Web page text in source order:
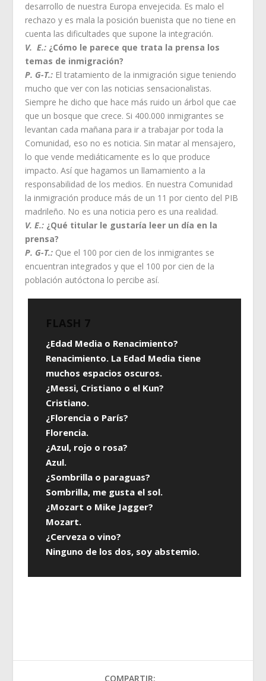
desarrollo de nuestra Europa envejecida. Es malo el
rechazo y es mala la posición buenista que no tiene en
cuenta las dificultades que supone la integración.
V. E.: ¿Cómo le parece que trata la prensa los
temas de inmigración?
P. G-T.: El tratamiento de la inmigración sigue teniendo
mucho que ver con las noticias sensacionalistas.
Siempre he dicho que hace más ruido un árbol que cae
que un bosque que crece. Si 400.000 inmigrantes se
levantan cada mañana para ir a trabajar por toda la
Comunidad, eso no es noticia. Sin matar al mensajero,
lo que vende mediáticamente es lo que produce
impacto. Así que hagamos un llamamiento a la
responsabilidad de los medios. En nuestra Comunidad
la inmigración produce más de un 11 por ciento del PIB
madrileño. No es una noticia pero es una realidad.
V. E.: ¿Qué titular le gustaría leer un día en la
prensa?
P. G-T.: Que el 100 por cien de los inmigrantes se
encuentran integrados y que el 100 por cien de la
población autóctona lo percibe así.
FLASH 7
¿Edad Media o Renacimiento?
Renacimiento. La Edad Media tiene
muchos espacios oscuros.
¿Messi, Cristiano o el Kun?
Cristiano.
¿Florencia o París?
Florencia.
¿Azul, rojo o rosa?
Azul.
¿Sombrilla o paraguas?
Sombrilla, me gusta el sol.
¿Mozart o Mike Jagger?
Mozart.
¿Cerveza o vino?
Ninguno de los dos, soy abstemio.
COMPARTIR: